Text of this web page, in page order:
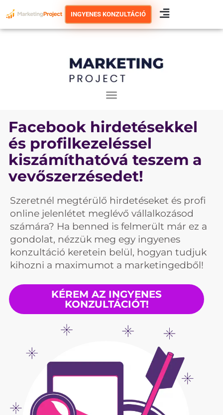
to
INGYENES KONZULTÁCIÓ
Facebook hirdetésekkel
és profilkezeléssel
kiszámíthatóvá teszem a
vevőszerzésedet!
Szeretnél megtérülő hirdetéseket és profi
online jelenlétet meglévő vállalkozásod
számára? Ha benned is felmerült már ez a
gondolat, nézzük meg egy ingyenes
konzultáció keretein belül, hogyan tudjuk
kihozni a maximumot a marketingedből!
KÉREM AZ INGYENES
KONZULTÁCIÓT!